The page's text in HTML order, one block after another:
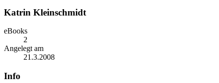
Katrin Kleinschmidt
eBooks
2
Angelegt am
21.3.2008
Info